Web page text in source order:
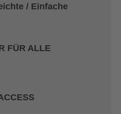
/ Einfache
FÜR ALLE